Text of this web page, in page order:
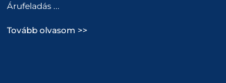
Árufeladás ...
Tovább olvasom >>